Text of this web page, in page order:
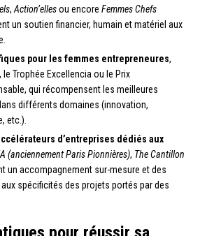
, Action’ellesou encore Femmes Chefs
un soutien financier, humain et matériel aux
pour les femmes entrepreneures,
Trophée Excellencia ou le Prix
qui récompensent les meilleures
différents domaines (innovation,
etc.).
d’entreprises dédiés aux
(anciennement Paris Pionnières), The Cantillon
un accompagnement sur-mesure et des
spécificités des projets portés par des